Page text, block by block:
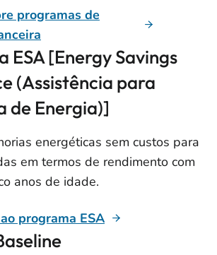
programas de
ESA [Energy Savings
(Assistência para
de Energia)]
energéticas sem custos para
em termos de rendimento com
anos de idade.
programa ESA